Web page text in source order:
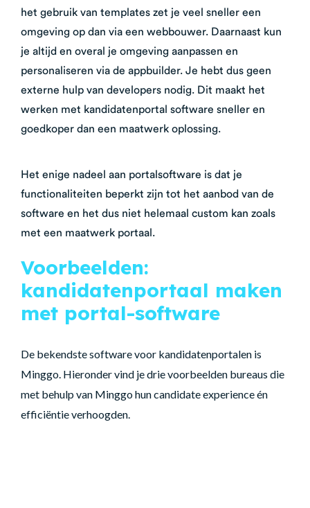
het gebruik van templates zet je veel sneller een
omgeving op dan via een webbouwer. Daarnaast kun
je altijd en overal je omgeving aanpassen en
personaliseren via de appbuilder. Je hebt dus geen
externe hulp van developers nodig. Dit maakt het
werken met kandidatenportal software sneller en
goedkoper dan een maatwerk oplossing.
Het enige nadeel aan portalsoftware is dat je
functionaliteiten beperkt zijn tot het aanbod van de
software en het dus niet helemaal custom kan zoals
met een maatwerk portaal.
Voorbeelden:
kandidatenportaal maken
met portal-software
De bekendste software voor kandidatenportalen is
Minggo. Hieronder vind je drie voorbeelden bureaus die
met behulp van Minggo hun candidate experience én
efficiëntie verhoogden.